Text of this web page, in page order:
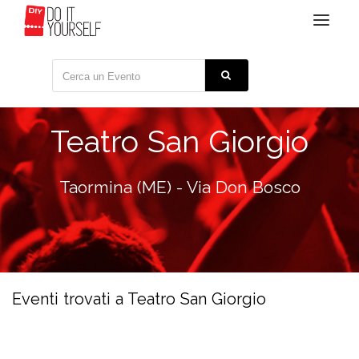
Toggle
Teatro San Giorgio
Taormina (ME) - Via Don Bosco
Eventi trovati a Teatro San Giorgio